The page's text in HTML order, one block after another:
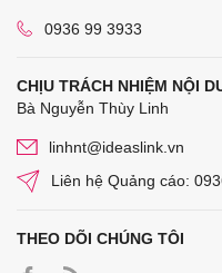
0936 99 3933
CHỊU TRÁCH NHIỆM NỘI
Bà Nguyễn Thùy Linh
linhnt@ideaslink.vn
Liên hệ Quảng cáo:
THEO DÕI CHÚNG TÔI